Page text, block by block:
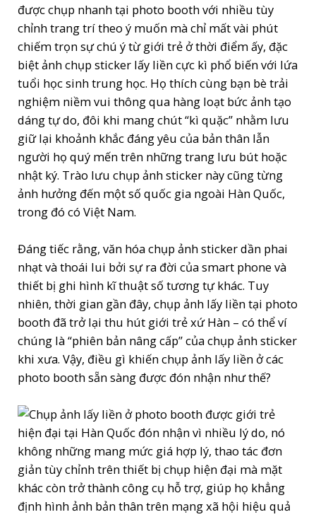
được chụp nhanh tại photo booth với nhiều tùy
chỉnh trang trí theo ý muốn mà chỉ mất vài phút
chiếm trọn sự chú ý từ giới trẻ ở thời điểm ấy, đặc
biệt ảnh chụp sticker lấy liền cực kì phổ biến với lứa
tuổi học sinh trung học. Họ thích cùng bạn bè trải
nghiệm niềm vui thông qua hàng loạt bức ảnh tạo
dáng tự do, đôi khi mang chút “kì quặc” nhằm lưu
giữ lại khoảnh khắc đáng yêu của bản thân lẫn
người họ quý mến trên những trang lưu bút hoặc
nhật ký. Trào lưu chụp ảnh sticker này cũng từng
ảnh hưởng đến một số quốc gia ngoài Hàn Quốc,
trong đó có Việt Nam.
Đáng tiếc rằng, văn hóa chụp ảnh sticker dần phai
nhạt và thoái lui bởi sự ra đời của smart phone và
thiết bị ghi hình kĩ thuật số tương tự khác. Tuy
nhiên, thời gian gần đây, chụp ảnh lấy liền tại photo
booth đã trở lại thu hút giới trẻ xứ Hàn – có thể ví
chúng là “phiên bản nâng cấp” của chụp ảnh sticker
khi xưa. Vậy, điều gì khiến chụp ảnh lấy liền ở các
photo booth sẵn sàng được đón nhận như thế?